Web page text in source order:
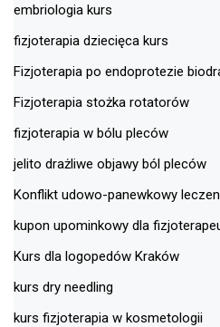
embriologia kurs
fizjoterapia dziecięca kurs
Fizjoterapia po endoprotezie
Fizjoterapia stożka rotatorów
fizjoterapia w bólu pleców
jelito drażliwe objawy ból pleców
Konflikt udowo-panewkowy
kupon upominkowy dla
Kurs dla logopedów Kraków
kurs dry needling
kurs fizjoterapia w kosmetologii